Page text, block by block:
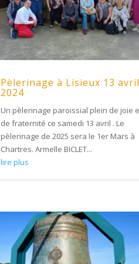
Pèlerinage à Lisieux 13 avril
2024
Un pèlerinage paroissial plein de joie
de fraternité ce samedi 13 avril . Le
pèlerinage de 2025 sera le 1er Mars à
Chartres. Armelle BICLET...
lire plus